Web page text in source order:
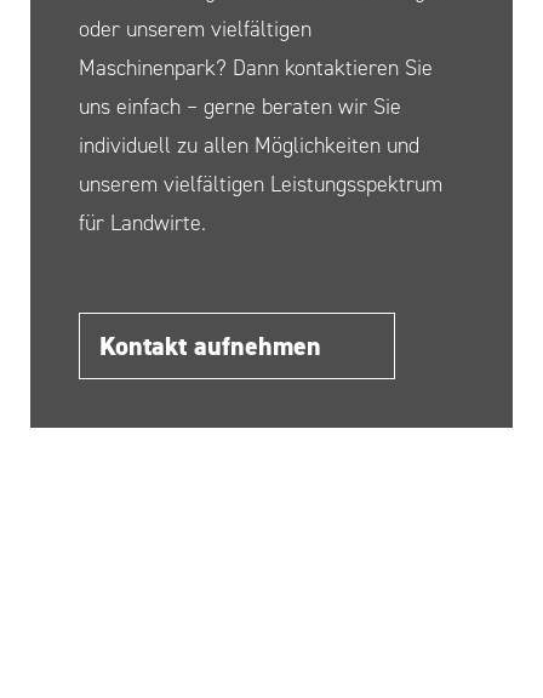
oder unserem vielfältigen
Maschinenpark? Dann kontaktieren Sie
uns einfach – gerne beraten wir Sie
individuell zu allen Möglichkeiten und
unserem vielfältigen Leistungsspektrum
für Landwirte.
Kontakt aufnehmen